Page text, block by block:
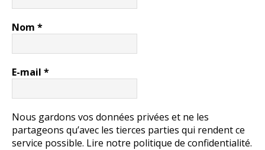
Nom *
E-mail *
Nous gardons vos données privées et ne les
partageons qu’avec les tierces parties qui rendent ce
service possible. Lire notre politique de confidentialité.